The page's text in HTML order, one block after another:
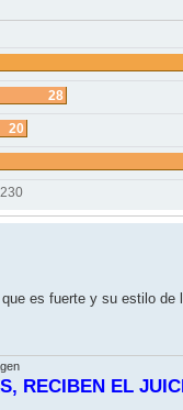
28
20
230
es fuerte y su estilo de
RECIBEN EL